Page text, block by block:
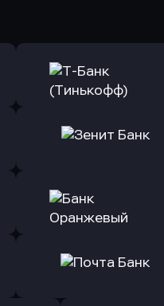
Оправить заявку
Оправить заявку
в Зенит Банк
Оправить заявку